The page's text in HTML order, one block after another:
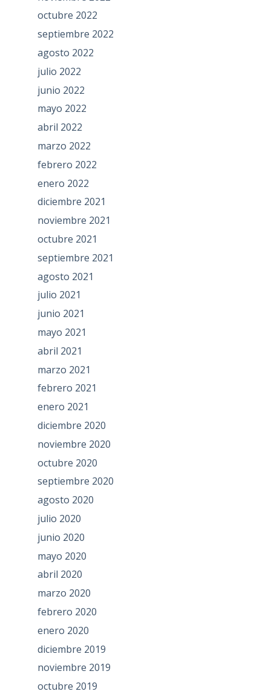
octubre 2022
septiembre 2022
agosto 2022
julio 2022
junio 2022
mayo 2022
abril 2022
marzo 2022
febrero 2022
enero 2022
diciembre 2021
noviembre 2021
octubre 2021
septiembre 2021
agosto 2021
julio 2021
junio 2021
mayo 2021
abril 2021
marzo 2021
febrero 2021
enero 2021
diciembre 2020
noviembre 2020
octubre 2020
septiembre 2020
agosto 2020
julio 2020
junio 2020
mayo 2020
abril 2020
marzo 2020
febrero 2020
enero 2020
diciembre 2019
noviembre 2019
octubre 2019